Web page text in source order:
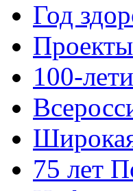
Год
100-
75 лет